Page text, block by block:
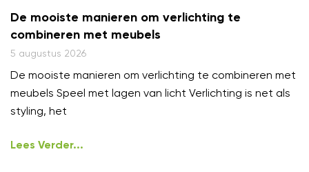
De mooiste manieren om verlichting te
combineren met meubels
5 augustus 2026
De mooiste manieren om verlichting te combineren met
meubels Speel met lagen van licht Verlichting is net als
styling, het
Lees Verder...